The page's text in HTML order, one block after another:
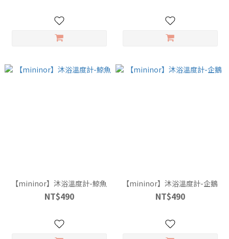
【mininor】沐浴溫度計-鯨魚
NT$490
【mininor】沐浴溫度計-企鵝
NT$490